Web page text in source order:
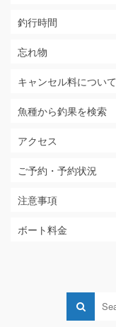
釣行時間
忘れ物
キャンセル料について
魚種から釣果を検索
アクセス
ご予約・予約状況
注意事項
ボート料金